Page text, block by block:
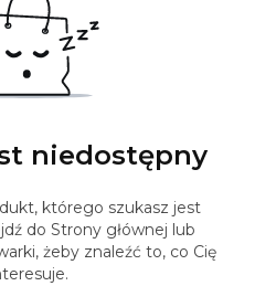
niedostępny
którego szukasz jest
do Strony głównej lub
żeby znaleźć to, co Cię